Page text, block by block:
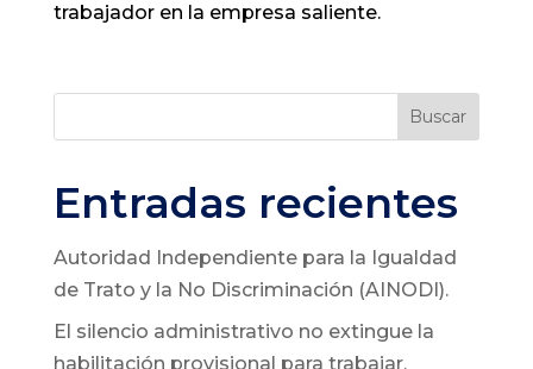
trabajador en la empresa saliente.
Buscar
Entradas recientes
Autoridad Independiente para la Igualdad
de Trato y la No Discriminación (AINODI).
El silencio administrativo no extingue la
habilitación provisional para trabajar.